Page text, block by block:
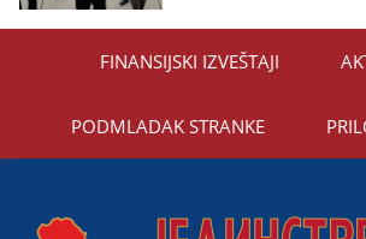
FINANSIЈSKI IZVEŠTAЈI
PODMLADAK STRANKE